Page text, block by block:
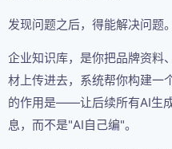
发现问题之后，得能解决问题。
企业知识库，是你把品牌资料
材上传进去，系统帮你构建一
的作用是——让后续所有AI生
息，而不是"AI自己编"。